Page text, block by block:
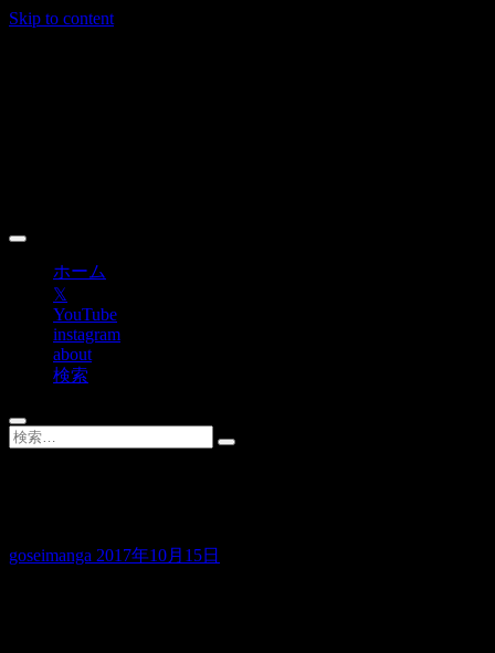
Skip to content
ホーム
𝕏
YouTube
instagram
about
検索
goseimanga 2017年10月15日